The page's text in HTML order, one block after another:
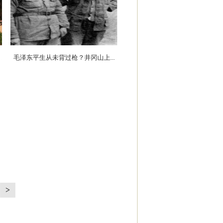
毛泽东平生从未背过枪？井冈山上...
>